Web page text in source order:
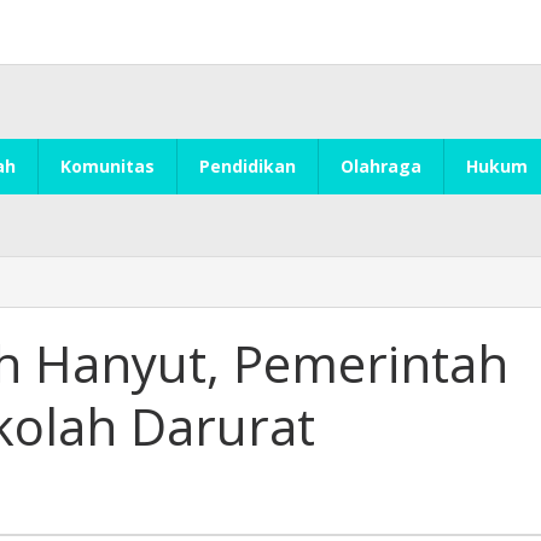
Komunitas Pendidikan Olahraga Hukum
Hanyut, Pemerintah
Darurat